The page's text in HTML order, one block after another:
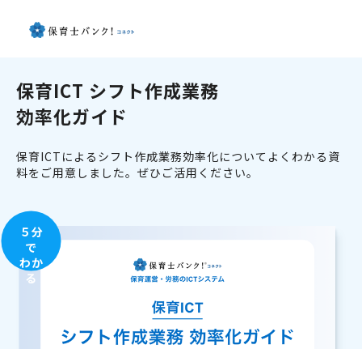
保育ICT シフト作成業務
効率化ガイド
保育ICTによるシフト作成業務効率化についてよくわかる資
料をご用意しました。ぜひご活用ください。
５分
で
わか
る